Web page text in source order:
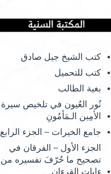
كتب الشيخ جيل صادق
كتب للتحميل
بغية الطالب
نُور العُيون في تلخيص سيرة
الأمِين الـمَأمُونِ
جامع الخيرات – الجزء الرابع
الجزء الأول – الفرقان في
تصحيح ما حُرّفَ تفسيره من
ءايات القرءان